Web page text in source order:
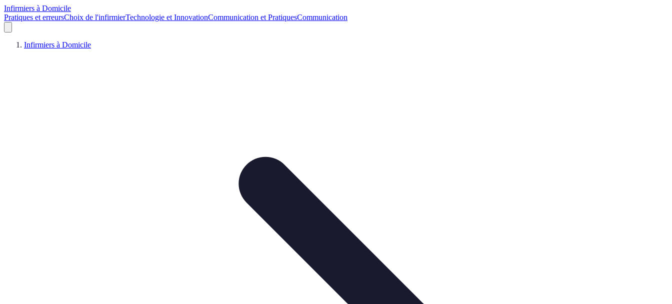
Infirmiers à Domicile
Pratiques et erreursChoix de l'infirmierTechnologie et InnovationCommunication et PratiquesCommunication
Infirmiers à Domicile